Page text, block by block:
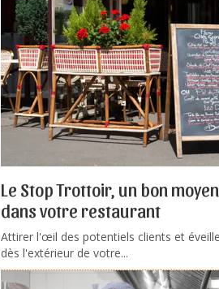
Le Stop Trottoir, un bon
dans votre restaurant
Attirer l'œil des potentiels clients et
dès l'extérieur de votre...